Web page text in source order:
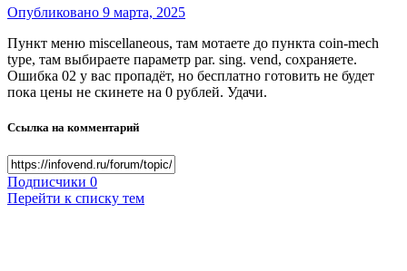
Опубликовано 9 марта, 2025
Пункт меню miscellaneous, там мотаете до пункта coin-mech
type, там выбираете параметр par. sing. vend, сохраняете.
Ошибка 02 у вас пропадёт, но бесплатно готовить не будет
пока цены не скинете на 0 рублей. Удачи.
Ссылка на комментарий
Подписчики 0
Перейти к списку тем